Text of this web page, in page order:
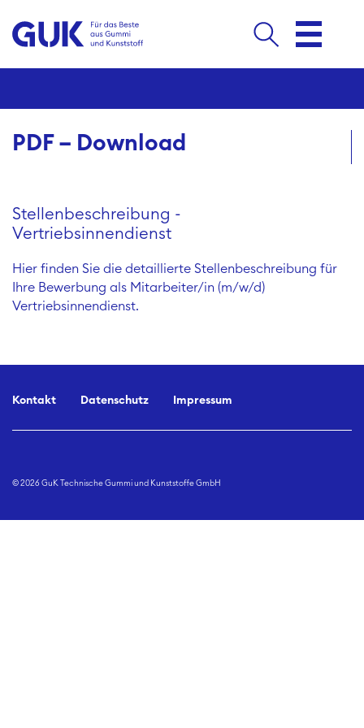
PDF – Download
Stellenbeschreibung -
Vertriebsinnendienst
Hier finden Sie die detaillierte Stellenbeschreibung für
Ihre Bewerbung als Mitarbeiter/in (m/w/d)
Vertriebsinnendienst.
Kontakt Datenschutz Impressum
© 2026 GuK Technische Gummi und Kunststoffe GmbH